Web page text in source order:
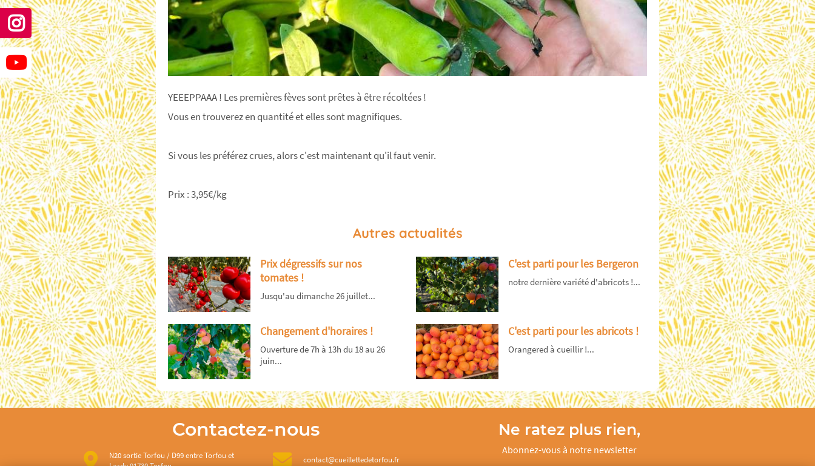
YEEEPPAAA ! Les premières fèves sont prêtes à être récoltées !
Vous en trouverez en quantité et elles sont magnifiques.
Si vous les préférez crues, alors c'est maintenant qu'il faut venir.
Prix : 3,95€/kg
Autres actualités
Prix dégressifs sur nos
tomates !
Jusqu'au dimanche 26 juillet...
C'est parti pour les Bergeron
notre dernière variété d'abricots !...
Changement d'horaires !
Ouverture de 7h à 13h du 18 au 26
juin...
C'est parti pour les abricots !
Orangered à cueillir !...
Contactez-nous
N20 sortie Torfou / D99 entre Torfou et
contact@cueillettedetorfou.fr
Ne ratez plus rien,
Abonnez-vous à notre newsletter